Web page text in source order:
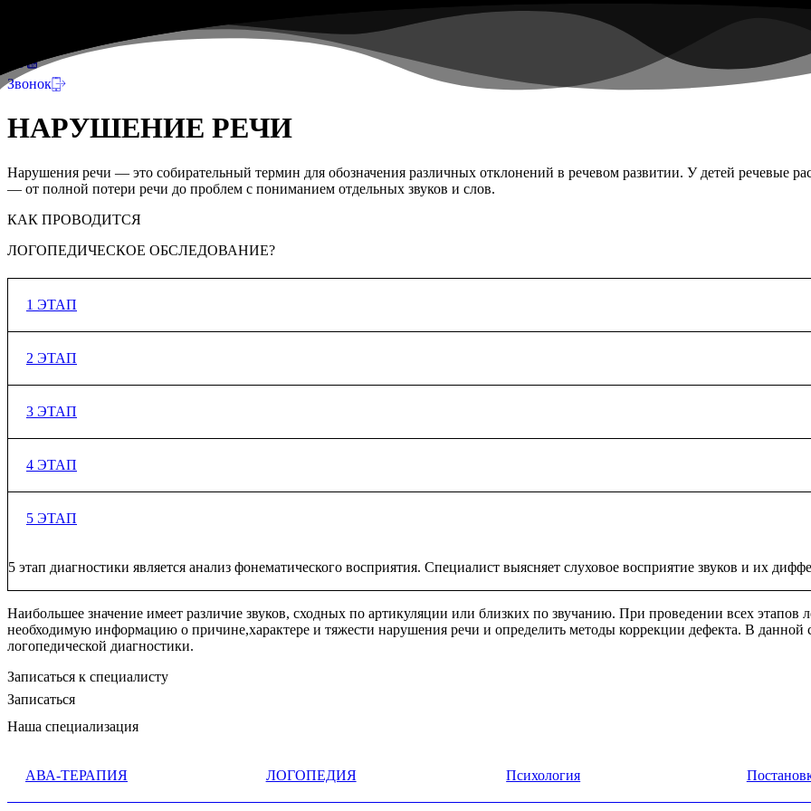
Звонок
НАРУШЕНИЕ РЕЧИ
Нарушения речи — это собирательный термин для обозначения различных отклонений в речевом развитии. У детей речевые
— от полной потери речи до проблем с пониманием отдельных звуков и слов.
КАК ПРОВОДИТСЯ
ЛОГОПЕДИЧЕСКОЕ ОБСЛЕДОВАНИЕ?
1 ЭТАП
Первым этапом является осмотр строения всех органов образующих артикуляционный аппарат: губы, язык,зубы,челюсти,нёбо.
строение норме,имеет ли дефекты строения аппарата.
2 ЭТАП
На 2 этапе оценивается подвижность органов артикуляционного аппарата. Обследуемому предлагается повторить за
упражнений логопед должен оценить точность,быстроту,плавность движений артикуляционного аппарата.
3 ЭТАП
3 этап оценивается- звукопроизношение. Во время этого обследования специалист должен оценить умение ребенка
обследовании логопед заносит все неточности произношения в речевую карту. Также проверяются слова различной слоговой
4 ЭТАП
4 этап-обследуется слоговая структура слова. У детей кроме неправильного произношения фонем возможны трудности в
согласных. Изменения слоговой структуры слова представлены перестановкой, пропуском, добавлением звуков и слогов.
5 ЭТАП
5 этап диагностики является анализ фонематического восприятия. Специалист выясняет слуховое восприятие звуков и их
Наибольшее значение имеет различие звуков, сходных по артикуляции или близких по звучанию. При проведении всех этапов
необходимую информацию о причине,характере и тяжести нарушения речи и определить методы коррекции дефекта. В
логопедической диагностики.
Записаться к специалисту
Записаться
Наша специализация
АВА-ТЕРАПИЯ ЛОГОПЕДИЯ Психология